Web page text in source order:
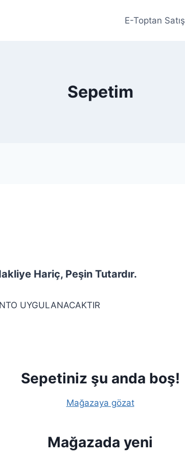
E-Toptan Satış
Sepetim
Hariç, Peşin Tutardır.
UYGULANACAKTIR
Sepetiniz şu anda boş!
Mağazaya gözat
Mağazada yeni